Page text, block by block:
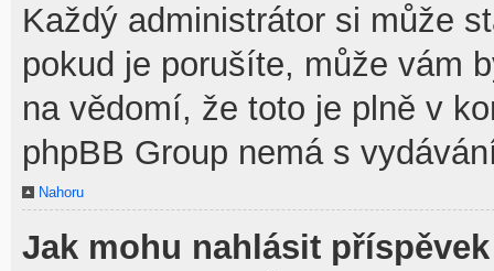
Každý administrátor si může
pokud je porušíte, může vám
na vědomí, že toto je plně v
phpBB Group nemá s
Nahoru
Jak mohu nahlásit